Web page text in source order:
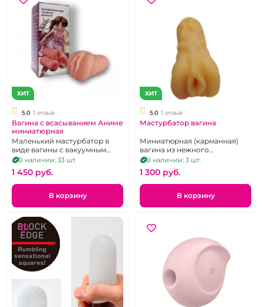
ХИТ
5.0 1 отзыв
Вагина с всасыванием Аниме
миниатюрная
Маленький мастурбатор в
виде вагины с вакуумным
эффектом
В наличии: 33 шт.
1 450 pуб.
В корзину
ХИТ
5.0 1 отзыв
Мастурбатор вагина
Миниатюрная (карманная)
вагина из нежного
термопластичного
эластомера.
В наличии: 3 шт.
1 300 pуб.
В корзину